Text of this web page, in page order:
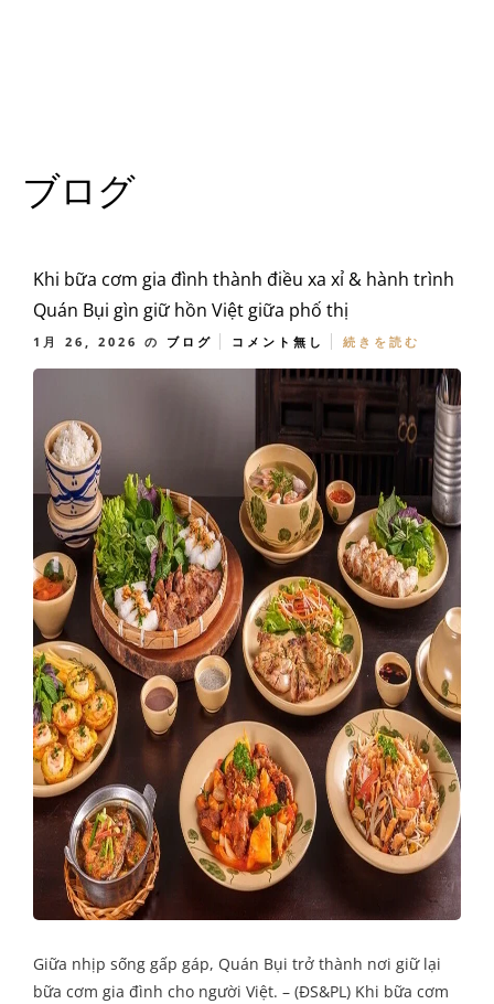
ブログ
Khi bữa cơm gia đình thành điều xa xỉ & hành trình
Quán Bụi gìn giữ hồn Việt giữa phố thị
1月 26, 2026 の ブログ コメント無し 続きを読む
Giữa nhịp sống gấp gáp, Quán Bụi trở thành nơi giữ lại
bữa cơm gia đình cho người Việt. – (ĐS&PL) Khi bữa cơm